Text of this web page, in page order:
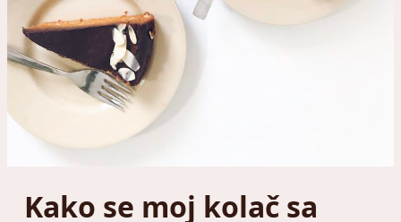
Kako se moj kolač sa